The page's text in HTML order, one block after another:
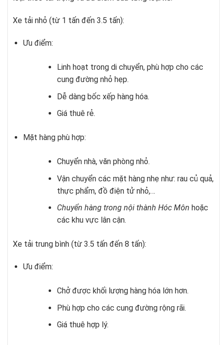
Xe tải nhỏ (từ 1 tấn đến 3.5 tấn):
Ưu điểm:
Linh hoạt trong di chuyển, phù hợp cho các
cung đường nhỏ hẹp.
Dễ dàng bốc xếp hàng hóa.
Giá thuê rẻ.
Mặt hàng phù hợp:
Chuyển nhà, văn phòng nhỏ.
Vận chuyển các mặt hàng nhẹ như: rau củ quả,
thực phẩm, đồ điện tử nhỏ,…
Chuyển hàng trong nội thành Hóc Môn hoặc
các khu vực lân cận.
Xe tải trung bình (từ 3.5 tấn đến 8 tấn):
Ưu điểm:
Chở được khối lượng hàng hóa lớn hơn.
Phù hợp cho các cung đường rộng rãi.
Giá thuê hợp lý.